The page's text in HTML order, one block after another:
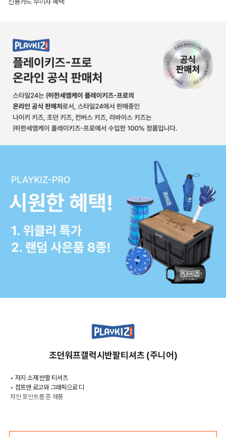
조던워프갤럭시반팔티셔츠 (주니어)
• 저지 소재 반팔 티셔츠
• 점프맨 로고와 그래픽으로 디
자인 포인트를 준 제품